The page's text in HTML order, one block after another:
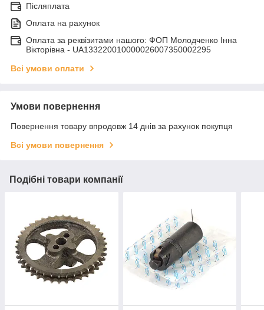
Післяплата
Оплата на рахунок
Оплата за реквізитами нашого: ФОП Молодченко Інна
Вікторівна - UA133220010000026007350002295
Всі умови оплати
Умови повернення
Повернення товару впродовж 14 днів за рахунок покупця
Всі умови повернення
Подібні товари компанії